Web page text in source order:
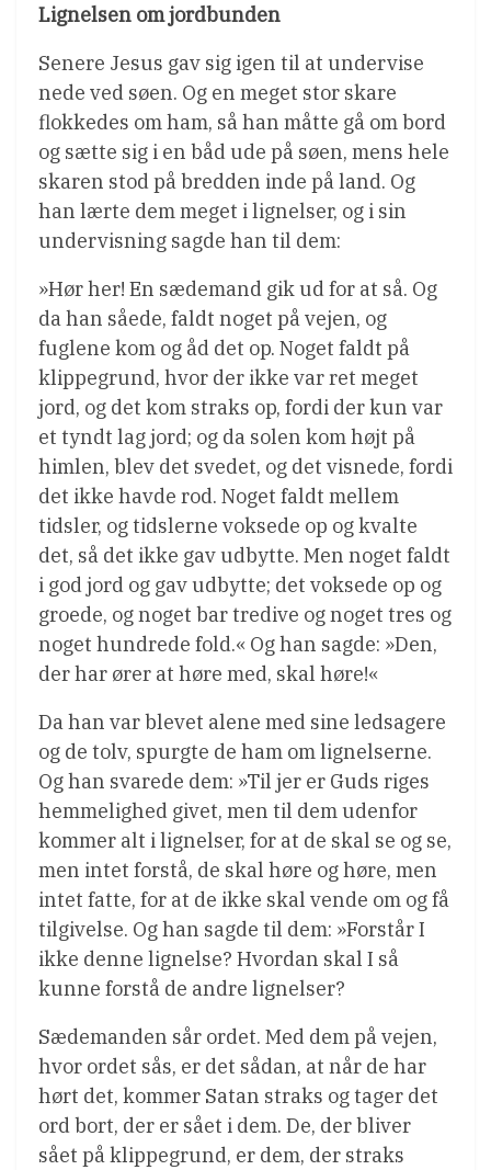
Lignelsen om jordbunden
Senere Jesus gav sig igen til at undervise
nede ved søen. Og en meget stor skare
flokkedes om ham, så han måtte gå om bord
og sætte sig i en båd ude på søen, mens hele
skaren stod på bredden inde på land. Og
han lærte dem meget i lignelser, og i sin
undervisning sagde han til dem:
»Hør her! En sædemand gik ud for at så. Og
da han såede, faldt noget på vejen, og
fuglene kom og åd det op. Noget faldt på
klippegrund, hvor der ikke var ret meget
jord, og det kom straks op, fordi der kun var
et tyndt lag jord; og da solen kom højt på
himlen, blev det svedet, og det visnede, fordi
det ikke havde rod. Noget faldt mellem
tidsler, og tidslerne voksede op og kvalte
det, så det ikke gav udbytte. Men noget faldt
i god jord og gav udbytte; det voksede op og
groede, og noget bar tredive og noget tres og
noget hundrede fold.« Og han sagde: »Den,
der har ører at høre med, skal høre!«
Da han var blevet alene med sine ledsagere
og de tolv, spurgte de ham om lignelserne.
Og han svarede dem: »Til jer er Guds riges
hemmelighed givet, men til dem udenfor
kommer alt i lignelser, for at de skal se og se,
men intet forstå, de skal høre og høre, men
intet fatte, for at de ikke skal vende om og få
tilgivelse. Og han sagde til dem: »Forstår I
ikke denne lignelse? Hvordan skal I så
kunne forstå de andre lignelser?
Sædemanden sår ordet. Med dem på vejen,
hvor ordet sås, er det sådan, at når de har
hørt det, kommer Satan straks og tager det
ord bort, der er sået i dem. De, der bliver
sået på klippegrund, er dem, der straks